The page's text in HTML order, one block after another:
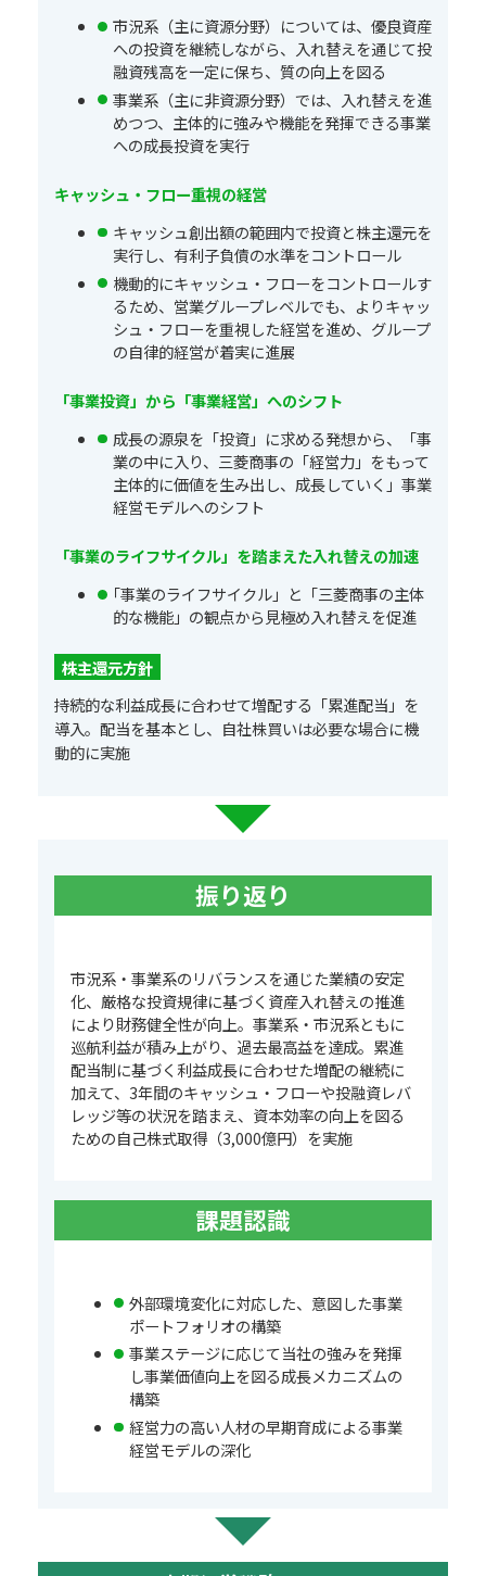
市況系（主に資源分野）については、優良資産
への投資を継続しながら、入れ替えを通じて投
融資残高を一定に保ち、質の向上を図る
事業系（主に非資源分野）では、入れ替えを進
めつつ、主体的に強みや機能を発揮できる事業
への成長投資を実行
キャッシュ・フロー重視の経営
キャッシュ創出額の範囲内で投資と株主還元を
実行し、有利子負債の水準をコントロール
機動的にキャッシュ・フローをコントロールす
るため、営業グループレベルでも、よりキャッ
シュ・フローを重視した経営を進め、グループ
の自律的経営が着実に進展
「事業投資」から「事業経営」へのシフト
成長の源泉を「投資」に求める発想から、「事
業の中に入り、三菱商事の「経営力」をもって
主体的に価値を生み出し、成長していく」事業
経営モデルへのシフト
「事業のライフサイクル」を踏まえた入れ替えの加速
｢事業のライフサイクル」と「三菱商事の主体
的な機能」の観点から見極め入れ替えを促進
株主還元方針
持続的な利益成長に合わせて増配する「累進配当」を
導入。配当を基本とし、自社株買いは必要な場合に機
動的に実施
振り返り
市況系・事業系のリバランスを通じた業績の安定
化、厳格な投資規律に基づく資産入れ替えの推進
により財務健全性が向上。事業系・市況系ともに
巡航利益が積み上がり、過去最高益を達成。累進
配当制に基づく利益成長に合わせた増配の継続に
加えて、3年間のキャッシュ・フローや投融資レバ
レッジ等の状況を踏まえ、資本効率の向上を図る
ための自己株式取得（3,000億円）を実施
課題認識
外部環境変化に対応した、意図した事業
ポートフォリオの構築
事業ステージに応じて当社の強みを発揮
し事業価値向上を図る成長メカニズムの
構築
経営力の高い人材の早期育成による事業
経営モデルの深化